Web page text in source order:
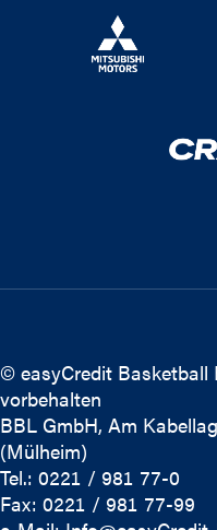
© easyCredit Basketball
vorbehalten
BBL GmbH, Am
(Mülheim)
Tel.: 0221 / 981 77-0
Fax: 0221 / 981 77-99